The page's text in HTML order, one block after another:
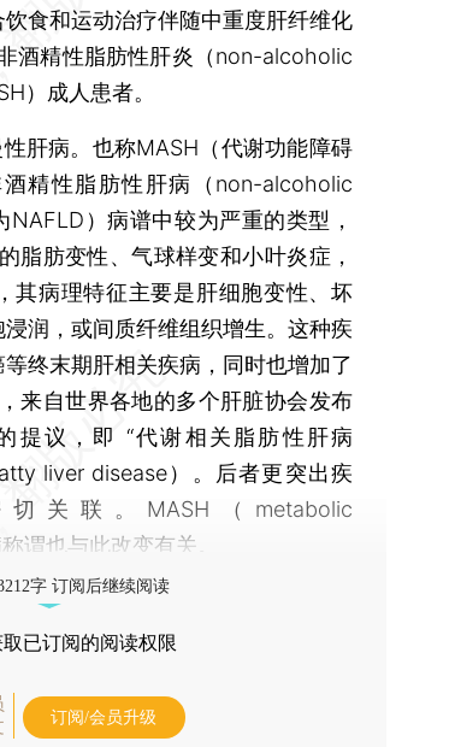
食和运动治疗伴随中重度肝纤维化
酒精性脂肪性肝炎（non-alcoholic
）成人患者。
病。也称MASH（代谢功能障碍
精性脂肪性肝病（non-alcoholic
）病谱中较为严重的类型，
脂肪变性、气球样变和小叶炎症，
其病理特征主要是肝细胞变性、坏
润，或间质纤维组织增生。这种疾
终末期肝相关疾病，同时也增加了
来自世界各地的多个肝脏协会发布
提议，即 “代谢相关脂肪性肝病
liver disease）。后者更突出疾
关联。MASH（metabolic
谓也与此改变有关。
字 订阅后继续阅读
取已订阅的阅读权限
订阅/会员升级